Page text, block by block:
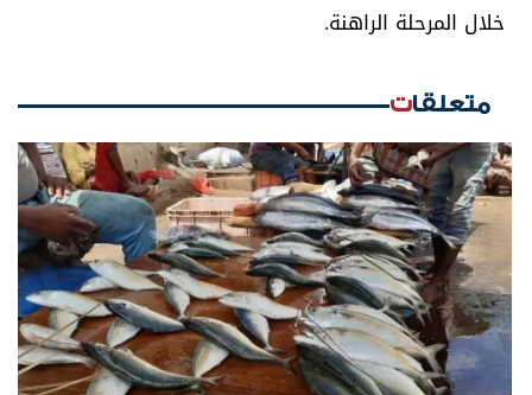
خلال المرحلة الراهنة.
متعلقات